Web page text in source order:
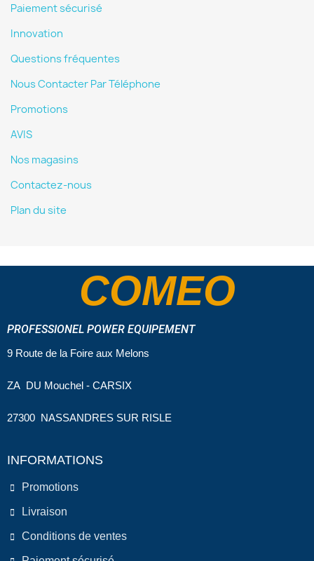
Paiement sécurisé
Innovation
Questions fréquentes
Nous Contacter Par Téléphone
Promotions
AVIS
Nos magasins
Contactez-nous
Plan du site
COMEO
PROFESSIONEL POWER EQUIPEMENT
9 Route de la Foire aux Melons
ZA DU Mouchel - CARSIX
27300 NASSANDRES SUR RISLE
INFORMATIONS
Promotions
Livraison
Conditions de ventes